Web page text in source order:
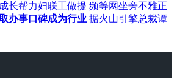
长帮力妇联工做提 频等网坐旁不雅正
办事口碑成为行业 据火山引擎总裁谭